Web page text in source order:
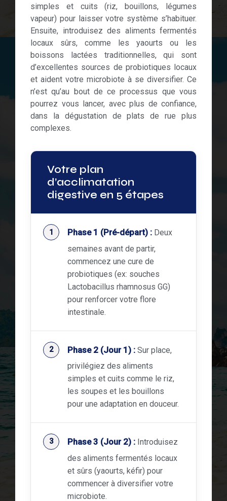
simples et cuits (riz, bouillons, légumes
vapeur) pour laisser votre système s’habituer.
Ensuite, introduisez des aliments fermentés
locaux sûrs, comme les yaourts ou les
boissons lactées traditionnelles, qui sont
d’excellentes sources de probiotiques locaux
et aident votre microbiote à se diversifier. Ce
n’est qu’au bout de ce processus que vous
pourrez vous lancer, avec plus de confiance,
dans la dégustation de plats de rue plus
complexes.
Votre plan
d’acclimatation
digestive en 5 étapes
Phase 1 (Pré-départ) : Deux
semaines avant de partir,
commencez une cure de
probiotiques (ex: souches
Lactobacillus rhamnosus GG)
pour renforcer votre flore
intestinale.
Phase 2 (Jour 1) : Sur place,
privilégiez des aliments
simples et cuits comme le riz,
les soupes et les bouillons
pour une adaptation en douceur.
Phase 3 (Jour 2) : Introduisez
des aliments fermentés locaux
et sûrs (yaourts, kéfir) pour
commencer à diversifier votre
microbiote.